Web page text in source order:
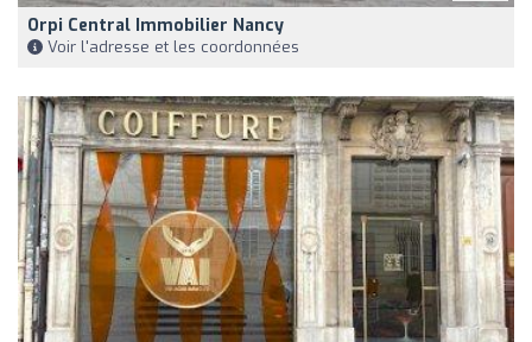
Orpi Central Immobilier Nancy
Voir l'adresse et les coordonnées